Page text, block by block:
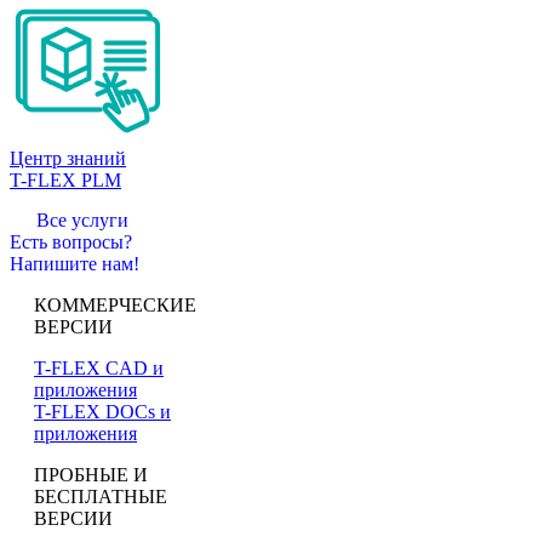
Центр знаний
T-FLEX PLM
Все услуги
Есть вопросы?
Напишите нам!
КОММЕРЧЕСКИЕ
ВЕРСИИ
T-FLEX CAD и
приложения
T-FLEX DOCs и
приложения
ПРОБНЫЕ И
БЕСПЛАТНЫЕ
ВЕРСИИ